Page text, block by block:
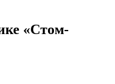
«Стом-